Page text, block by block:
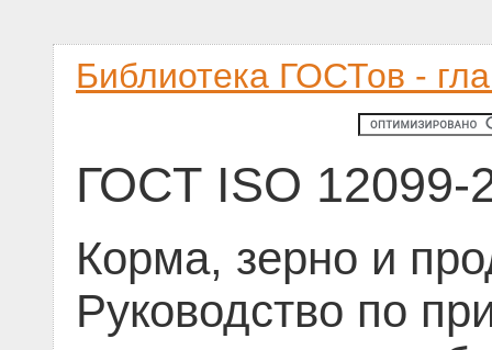
Библиотека ГОСТов -
ГОСТ ISO 12099-
Корма, зерно и
Руководство по